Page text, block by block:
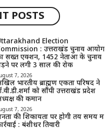
POSTS
Election
: उत्तराखंड चुनाव आयोग
सख्त एक्शन, 1452 नेताओं के चुनाव
पर लगी 3 साल की रोक
7, 2026
भारतीय ब्राह्मण एकता परिषद ने
को सौंपी उत्तराखंड प्रदेश
की कमान
7, 2026
की शिकायतों पर होगी तय समय में
: बंशीधर तिवारी